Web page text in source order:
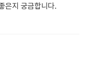
은지 궁금합니다.